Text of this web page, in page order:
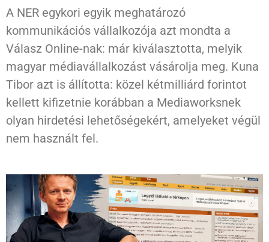
A NER egykori egyik meghatározó
kommunikációs vállalkozója azt mondta a
Válasz Online-nak: már kiválasztotta, melyik
magyar médiavállalkozást vásárolja meg. Kuna
Tibor azt is állította: közel kétmilliárd forintot
kellett kifizetnie korábban a Mediaworksnek
olyan hirdetési lehetőségekért, amelyeket végül
nem használt fel.